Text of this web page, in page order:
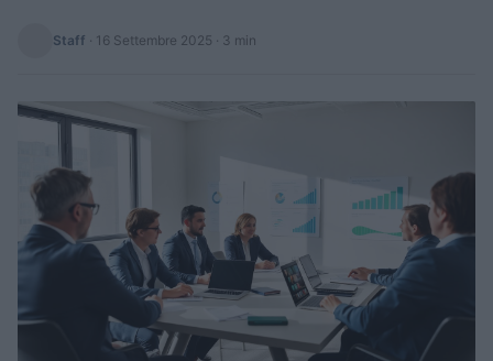
Staff · 16 Settembre 2025 · 3 min